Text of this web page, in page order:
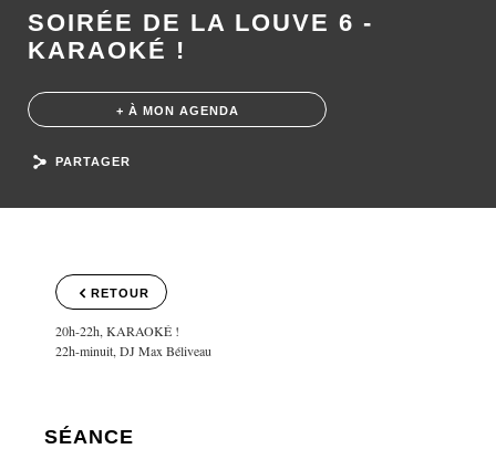
SOIRÉE DE LA LOUVE 6 -
KARAOKÉ !
+ À MON AGENDA
PARTAGER
RETOUR
20h-22h, KARAOKÉ !
22h-minuit, DJ Max Béliveau
SÉANCE